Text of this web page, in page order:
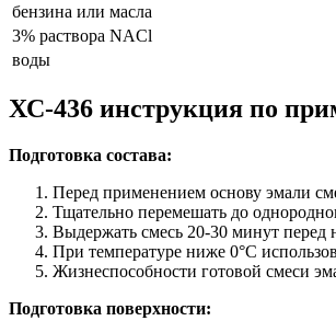
бензина или масла
3% раствора NACl
воды
ХС-436 инструкция по
Подготовка состава:
Перед применением основу эмали
Тщательно перемешать до
Выдержать смесь 20-30 минут перед
При температуре ниже 0°C
Жизнеспособности готовой смеси
Подготовка поверхности: